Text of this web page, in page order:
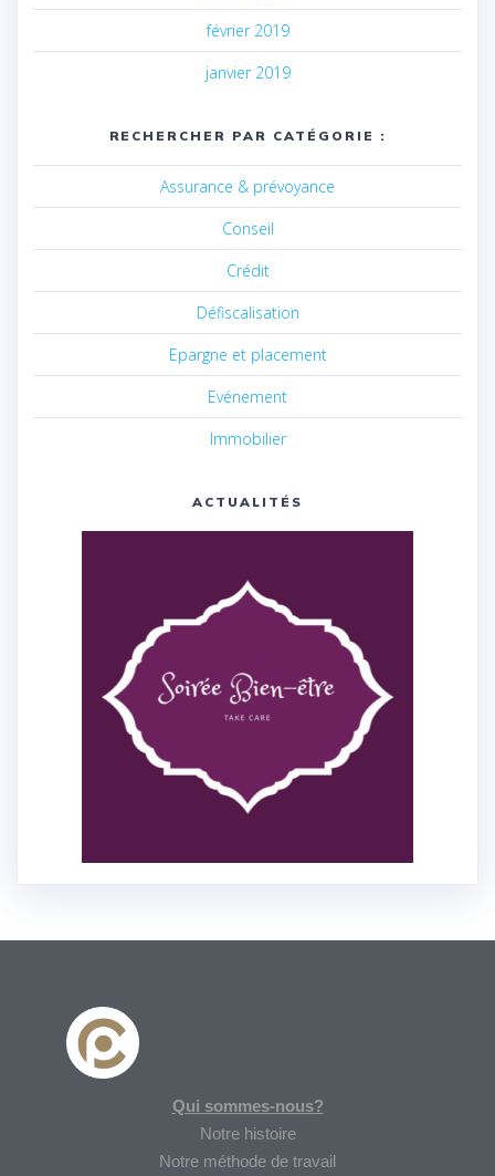
février 2019
janvier 2019
RECHERCHER PAR CATÉGORIE :
Assurance & prévoyance
Conseil
Crédit
Défiscalisation
Epargne et placement
Evénement
Immobilier
ACTUALITÉS
Qui sommes-nous?
Notre histoire
Notre méthode de travail